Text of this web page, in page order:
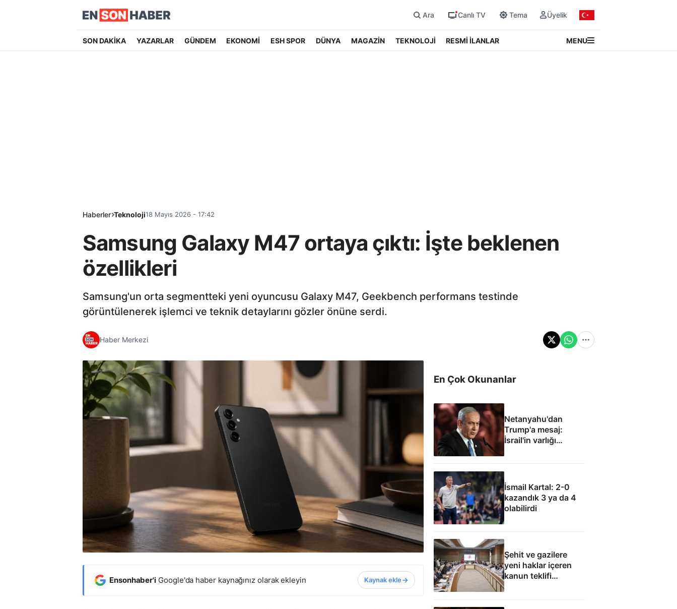
Ara Canlı TV Tema Üyelik
SON DAKİKA YAZARLAR GÜNDEM EKONOMİ ESH SPOR DÜNYA MAGAZİN TEKNOLOJİ RESMİ İLANLAR MENU
Haberler Teknoloji18 Mayıs 2026 - 17:42
Samsung Galaxy M47 ortaya çıktı: İşte beklenen
özellikleri
Samsung'un orta segmentteki yeni oyuncusu Galaxy M47, Geekbench performans testinde
görüntülenerek işlemci ve teknik detaylarını gözler önüne serdi.
Haber Merkezi
Ensonhaber'i Google'da haber kaynağınız olarak ekleyin Kaynak ekle
En Çok Okunanlar
Netanyahu'dan
Trump'a mesaj:
İsrail'in varlığı
İsmail Kartal: 2-0
kazandık 3 ya da 4
olabilirdi
Şehit ve gazilere
yeni haklar içeren
kanun teklifi
komisyondan geçti